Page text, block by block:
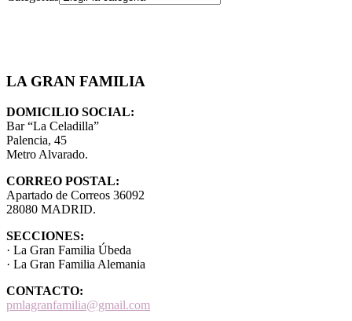
LA GRAN FAMILIA
DOMICILIO SOCIAL:
Bar “La Celadilla”
Palencia, 45
Metro Alvarado.
CORREO POSTAL:
Apartado de Correos 36092
28080 MADRID.
SECCIONES:
· La Gran Familia Úbeda
· La Gran Familia Alemania
CONTACTO:
pmlagranfamilia@gmail.com